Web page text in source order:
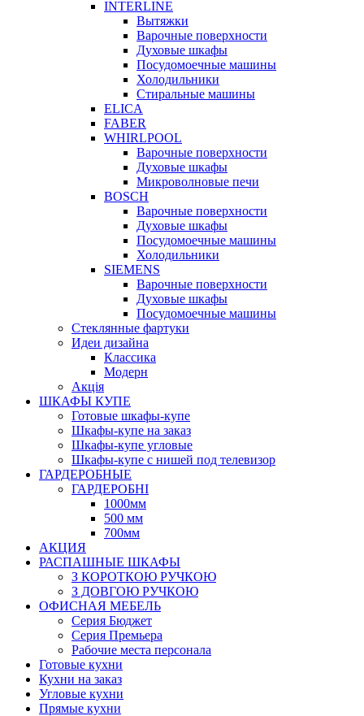
INTERLINE
Вытяжки
Варочные поверхности
Духовые шкафы
Посудомоечные машины
Холодильники
Стиральные машины
ELICA
FABER
WHIRLPOOL
Варочные поверхности
Духовые шкафы
Микроволновые печи
BOSCH
Варочные поверхности
Духовые шкафы
Посудомоечные машины
Холодильники
SIEMENS
Варочные поверхности
Духовые шкафы
Посудомоечные машины
Стеклянные фартуки
Идеи дизайна
Класcика
Модерн
Акція
ШКАФЫ КУПЕ
Готовые шкафы-купе
Шкафы-купе на заказ
Шкафы-купе угловые
Шкафы-купе с нишей под телевизор
ГАРДЕРОБНЫЕ
ГАРДЕРОБНІ
1000мм
500 мм
700мм
АКЦИЯ
РАСПАШНЫЕ ШКАФЫ
З КОРОТКОЮ РУЧКОЮ
З ДОВГОЮ РУЧКОЮ
ОФИСНАЯ МЕБЕЛЬ
Серия Бюджет
Серия Премьера
Рабочие места персонала
Готовые кухни
Кухни на заказ
Угловые кухни
Прямые кухни